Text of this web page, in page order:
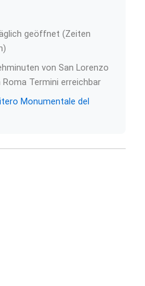
geöffnet (Zeiten
von San Lorenzo
Termini erreichbar
Monumentale del